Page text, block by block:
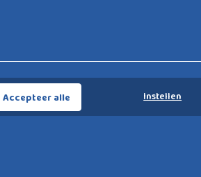
Voorwaarden Privacybeleid Privacy instellingen
Accepteer alle Instellen